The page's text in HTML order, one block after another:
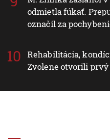
odmietla fúkať.
označil za
Rehabilitácia,
Zvolene otvorili prvý